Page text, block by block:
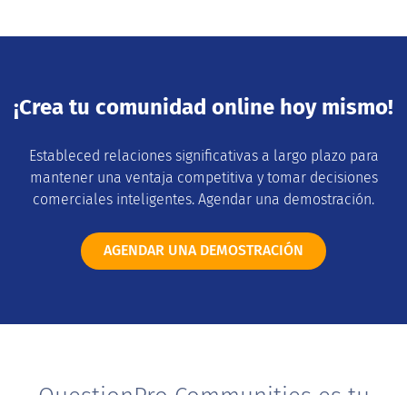
¡Crea tu comunidad online hoy mismo!
Estableced relaciones significativas a largo plazo para
mantener una ventaja competitiva y tomar decisiones
comerciales inteligentes. Agendar una demostración.
AGENDAR UNA DEMOSTRACIÓN